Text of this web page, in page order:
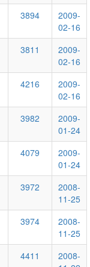
3894
2009-
02-16
3811
2009-
02-16
4216
2009-
02-16
3982
2009-
01-24
4079
2009-
01-24
3972
2008-
11-25
3974
2008-
11-25
4411
2008-